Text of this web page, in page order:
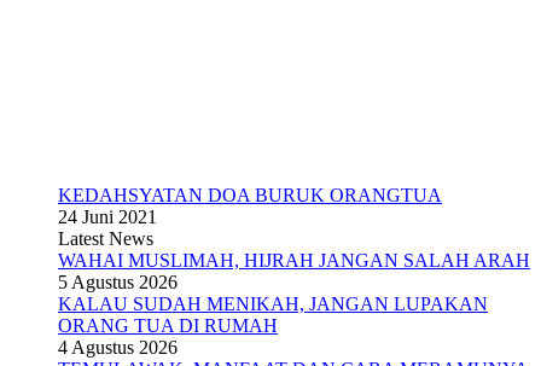
KEDAHSYATAN DOA BURUK ORANGTUA
24 Juni 2021
Latest News
WAHAI MUSLIMAH, HIJRAH JANGAN SALAH ARAH
5 Agustus 2026
KALAU SUDAH MENIKAH, JANGAN LUPAKAN
ORANG TUA DI RUMAH
4 Agustus 2026